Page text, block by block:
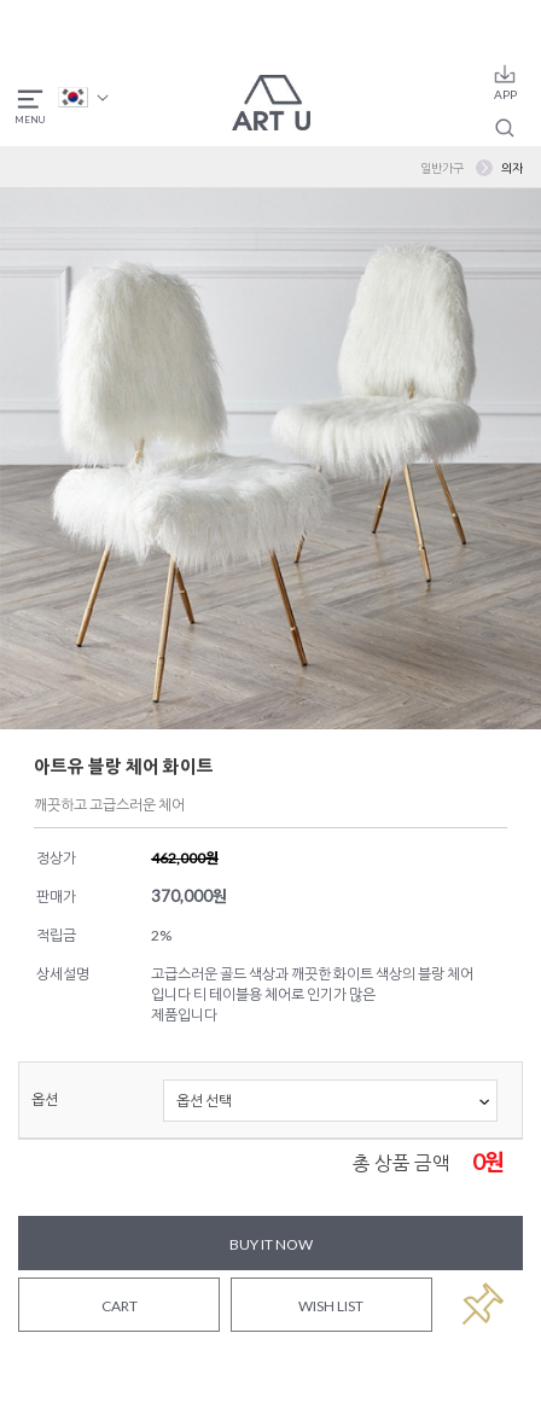
일반가구 의자
아트유 블랑 체어 화이트
깨끗하고 고급스러운 체어
정상가 462,000원
판매가 370,000원
적립금 2%
상세설명
고급스러운 골드 색상과 깨끗한 화이트 색상의 블랑 체어
입니다 티 테이블용 체어로 인기가 많은
제품입니다
옵션
총 상품 금액 0원
BUY IT NOW
CART WISH LIST